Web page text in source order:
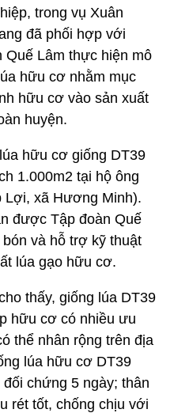
trong vụ Xuân
đã phối hợp với
Quế Lâm thực hiện mô
hữu cơ nhằm mục
hữu cơ vào sản xuất
huyện.
hữu cơ giống DT39
1.000m2 tại hộ ông
Lợi, xã Hương Minh).
được Tập đoàn Quế
và hỗ trợ kỹ thuật
lúa gạo hữu cơ.
thấy, giống lúa DT39
hữu cơ có nhiều ưu
thể nhân rộng trên địa
lúa hữu cơ DT39
chứng 5 ngày; thân
rét tốt, chống chịu với